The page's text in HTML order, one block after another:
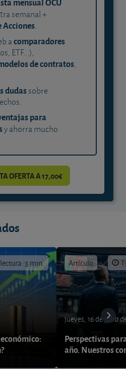
semanal +
Acciones.
acomparadores
ETF...),
de contratos,
dudassobre
para
y ahorra mucho
OFERTA A 17,00€
3 min. Artículo
jueves, 16 de julio
Perspectivas
año. Nuestros